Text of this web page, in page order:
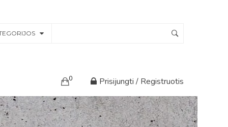
0 Prisijungti / Registruotis